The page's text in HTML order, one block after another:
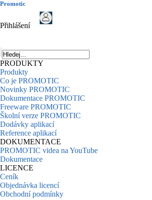
Promotic
Přihlášení
PRODUKTY
Produkty
Co je PROMOTIC
Novinky PROMOTIC
Dokumentace PROMOTIC
Freeware PROMOTIC
Školní verze PROMOTIC
Dodávky aplikací
Reference aplikací
DOKUMENTACE
PROMOTIC videa na YouTube
Dokumentace
LICENCE
Ceník
Objednávka licencí
Obchodní podmínky